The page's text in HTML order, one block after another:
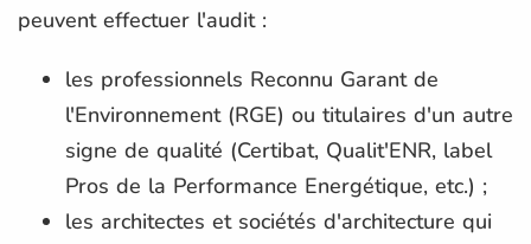
peuvent effectuer l'audit :
les professionnels Reconnu Garant de
l'Environnement (RGE) ou titulaires d'un autre
signe de qualité (Certibat, Qualit'ENR, label
Pros de la Performance Energétique, etc.) ;
les architectes et sociétés d'architecture qui